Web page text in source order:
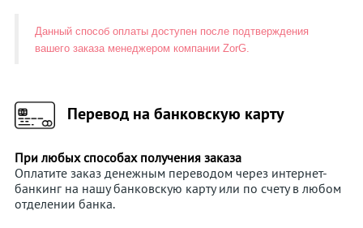
Данный способ оплаты доступен после подтверждения
вашего заказа менеджером компании ZorG.
Перевод на банковскую карту
При любых способах получения заказа
Оплатите заказ денежным переводом через интернет-
банкинг на нашу банковскую карту или по счету в любом
отделении банка.